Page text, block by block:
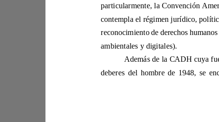
contempla el régimen